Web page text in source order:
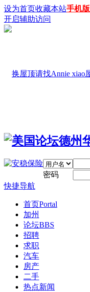
设为首页收藏本站手机版
开启辅助访问
密码
快捷导航
首页Portal
加州
论坛BBS
招聘
求职
汽车
房产
二手
热点新闻